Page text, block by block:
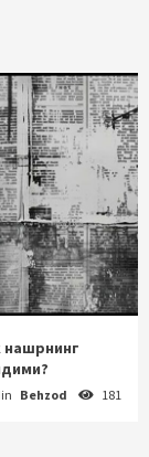
нашрнинг
Behzod 181